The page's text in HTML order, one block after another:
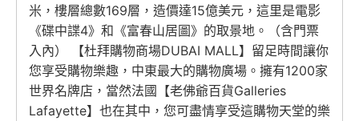
米，樓層總數169層，造價達15億美元，這里是電影
《碟中諜4》和《富春山居圖》的取景地。（含門票
入內） 【杜拜購物商場DUBAI MALL】留足時間讓你
您享受購物樂趣，中東最大的購物廣場。擁有1200家
世界名牌店，當然法國【老佛爺百貨Galleries
Lafayette】也在其中，您可盡情享受這購物天堂的樂